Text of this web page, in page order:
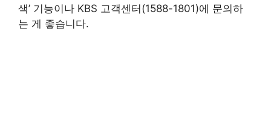
색’ 기능이나 KBS 고객센터(1588-1801)에 문의하
는 게 좋습니다.